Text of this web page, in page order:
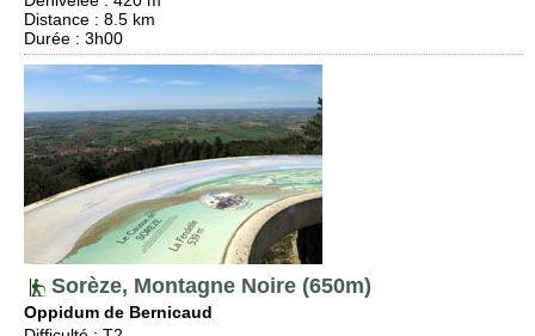
Distance : 8.5 km
Durée : 3h00
Sorèze, Montagne Noire (650m)
Oppidum de Bernicaud